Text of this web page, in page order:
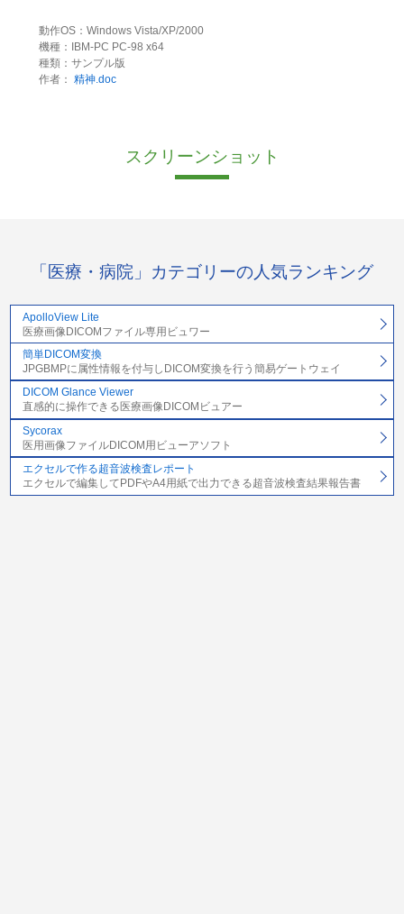
動作OS：Windows Vista/XP/2000
機種：IBM-PC PC-98 x64
種類：サンプル版
作者： 精神.doc
スクリーンショット
「医療・病院」カテゴリーの人気ランキング
ApolloView Lite
医療画像DICOMファイル専用ビュワー
簡単DICOM変換
JPGBMPに属性情報を付与しDICOM変換を行う簡易ゲートウェイ
DICOM Glance Viewer
直感的に操作できる医療画像DICOMビュアー
Sycorax
医用画像ファイルDICOM用ビューアソフト
エクセルで作る超音波検査レポート
エクセルで編集してPDFやA4用紙で出力できる超音波検査結果報告書